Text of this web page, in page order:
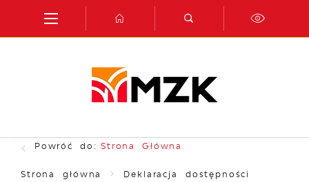
Przejdź do menu.
Przejdź do wyszukiwarki.
Przejdź do treści.
Przejdź do ustawień wielkości czcionki.
Włącz wersję kontrastową strony.
Powróć do: Strona Główna
Strona główna Deklaracja dostępności